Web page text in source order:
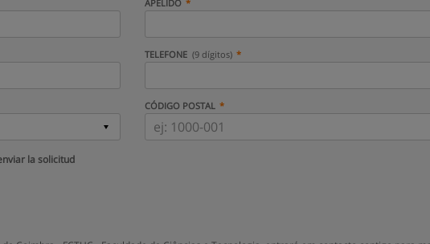
APELIDO
TELEFONE (9 dígitos)
CÓDIGO POSTAL
la solicitud